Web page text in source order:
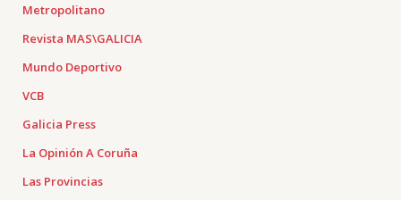
Metropolitano
Revista MAS\GALICIA
Mundo Deportivo
VCB
Galicia Press
La Opinión A Coruña
Las Provincias